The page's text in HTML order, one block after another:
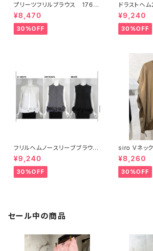
プリーツフリルブラウス 1767
9
¥8,470
30%OFF
ドラストヘ
ス 17896
¥9,240
30%OFF
フリルヘムノースリーブブラウ
ス 17886
¥9,240
30%OFF
siro Vネックタックスリーブプル
オーバー 【
¥8,260
30%OFF
セール中の商品